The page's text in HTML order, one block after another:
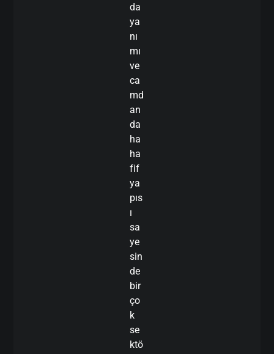
da
ya
nı
mı
ve
ca
md
an
da
ha
ha
fif
ya
pıs
ı
sa
ye
sin
de
bir
ço
k
se
ktö